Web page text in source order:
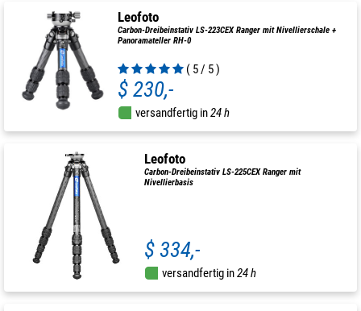
Leofoto
Carbon-Dreibeinstativ LS-223CEX Ranger mit Nivellierschale +
Panoramateller RH-0
( 5 / 5 )
$ 230,-
versandfertig in24 h
Leofoto
Carbon-Dreibeinstativ LS-225CEX Ranger mit
Nivellierbasis
$ 334,-
versandfertig in24 h